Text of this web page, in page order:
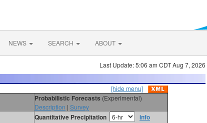
NEWS SEARCH ABOUT
Last Update: 5:06 am CDT Aug 7, 2026
[hide menu]
Probabilistic Forecasts (Experimental)
Description | Survey
Quantitative Precipitation
info